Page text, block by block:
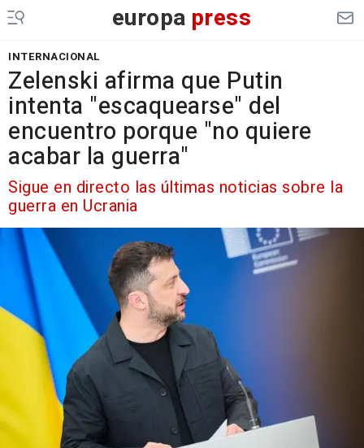
europa press
INTERNACIONAL
Zelenski afirma que Putin
intenta "escaquearse" del
encuentro porque "no quiere
acabar la guerra"
Sigue en directo las últimas noticias sobre la
guerra en Ucrania